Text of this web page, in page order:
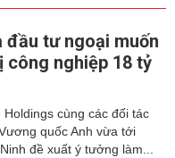
đầu tư ngoại muốn
công nghiệp 18 tỷ
Holdings cùng các đối tác
quốc Anh vừa tới
đề xuất ý tưởng làm...